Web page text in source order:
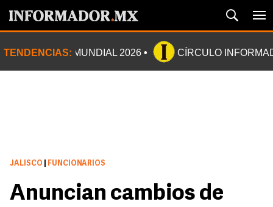
TENDENCIAS: MUNDIAL 2026 CÍRCULO
JALISCO FUNCIONARIOS
Anuncian cambios de